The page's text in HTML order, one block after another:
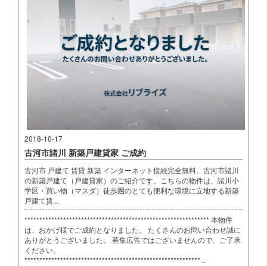
2018-10-17
古河市諸川 新築戸建貸家 ご成約
古河市 戸建て 賃貸 新築 インターネット接続完全無料。古河市諸川
の新築戸建て（戸建貸家）のご紹介です。こちらの物件は、諸川小
学区・買い物（マスダ）徒歩圏のとても便利な環境に立地する新築
戸建て賃...
************************************************************** 本物件
は、おかげ様でご成約となりました。 たくさんのお問い合わせ誠に
ありがとうございました。 募集広告ではございませんので、ご了承
ください。
***********************************************************...